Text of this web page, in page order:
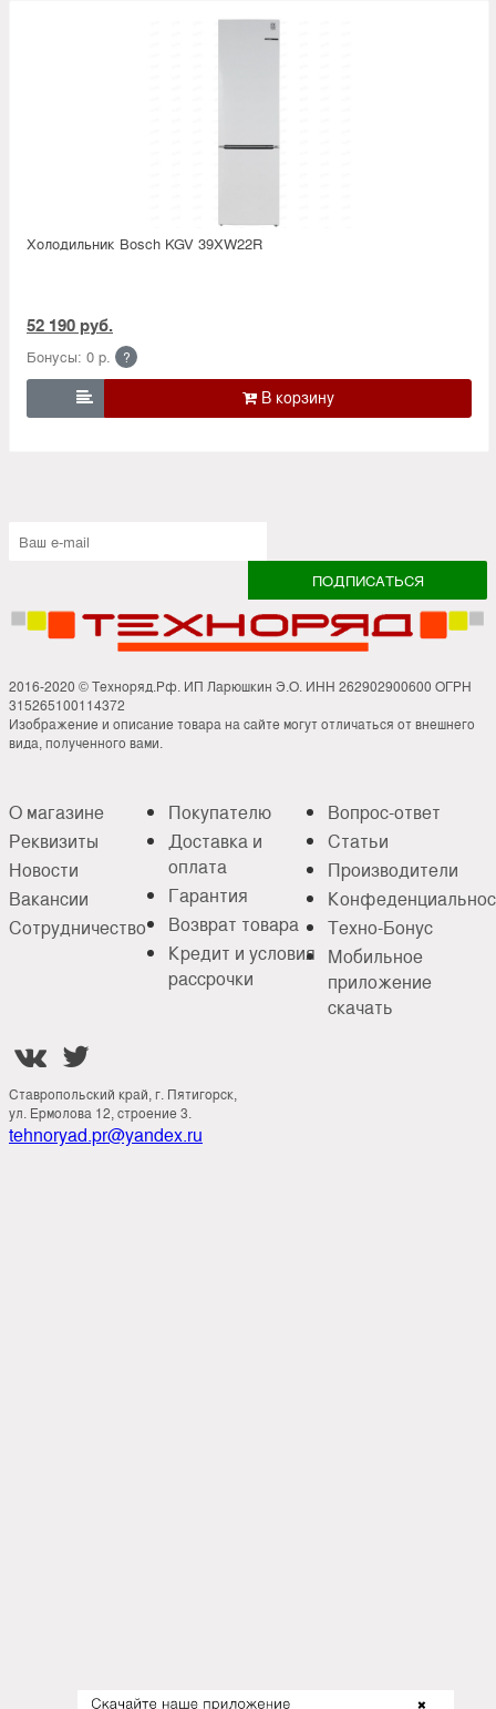
Холодильник Bosсh KGV 39XW22R
52 190 руб.
Бонусы: 0 р. ?

2016-2020 © Техноряд.Рф. ИП Ларюшкин Э.О. ИНН 262902900600 ОГРН
315265100114372
Изображение и описание товара на сайте могут отличаться от внешнего
вида, полученного вами.
О магазине
Реквизиты
Новости
Вакансии
Сотрудничество
Покупателю
Доставка и
оплата
Гарантия
Возврат товара
Кредит и условия
рассрочки
Вопрос-ответ
Статьи
Производители
Техно-Бонус
Мобильное
приложение
скачать
 
Ставропольский край, г. Пятигорск,
ул. Ермолова 12, строение 3.
tehnoryad.pr@yandex.ru